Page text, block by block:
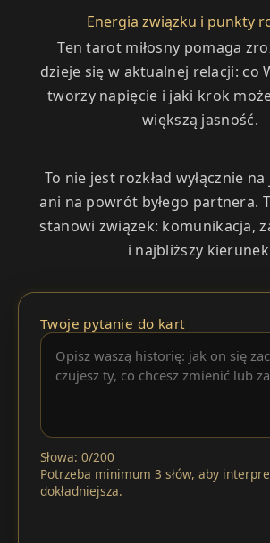
Energia związku i punkty
Ten tarot miłosny pomaga
dzieje się w aktualnej relacji: co
tworzy napięcie i jaki krok
większą jasność.
To nie jest rozkład wyłącznie
ani na powrót byłego partnera.
stanowi związek: komunikacja,
i najbliższy
Twoje pytanie do kart
Słowa: 0/200
Potrzeba minimum 3 słów, aby
dokładniejsza.